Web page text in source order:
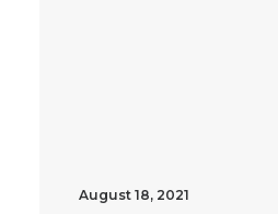
August 18, 2021